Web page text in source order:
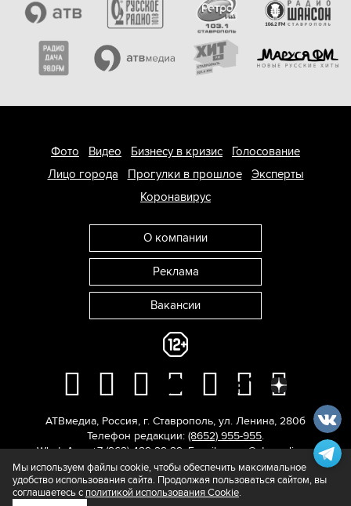
Фото Видео Бизнесу в кризис
Голосование
Лицо города
Прогулки в прошлое
Эксперты
Коронавирус
О компании
Реклама
Вакансии
АТВмедиа, Россия, г. Ставрополь, ул. Ленина, 280б
Телефон редакции: (8652) 955-955.
WhatsApp: +7 (962) 429-29-29. E-mail:news@atvmedia.ru.
© 2017-2026. Все права защищены.
Мы используем файлы cookie, чтобы обеспечить максимальное
удобство использования сайта. Продолжая пользоваться сайтом, вы
соглашаетесь с политикой использования Cookie.